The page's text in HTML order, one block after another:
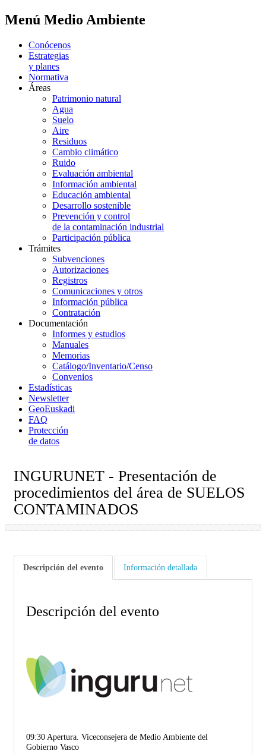
Menú Medio Ambiente
Conócenos
Estrategias
y planes
Normativa
Áreas
Patrimonio natural
Agua
Suelo
Aire
Residuos
Cambio climático
Ruido
Evaluación ambiental
Información ambiental
Educación ambiental
Desarrollo sostenible
Prevención y control
de la contaminación industrial
Participación pública
Trámites
Subvenciones
Autorizaciones
Registros
Comunicaciones y otros
Información pública
Contratación
Documentación
Informes y estudios
Manuales
Memorias
Catálogo/Inventario/Censo
Convenios
Estadísticas
Newsletter
GeoEuskadi
FAQ
Protección
de datos
INGURUNET - Presentación de
procedimientos del área de SUELOS
CONTAMINADOS
Descripción del evento Información detallada
Descripción del evento
09:30 Apertura. Viceconsejera de Medio Ambiente del
Gobierno Vasco